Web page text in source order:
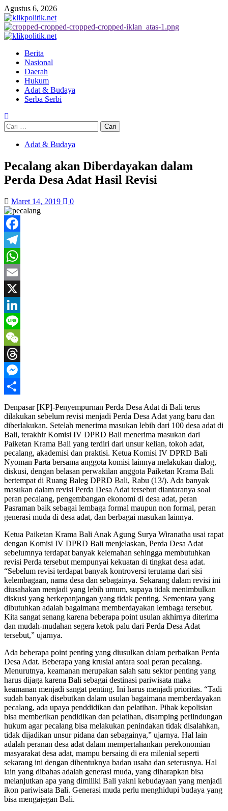
Agustus 6, 2026
Berita
Nasional
Daerah
Hukum
Adat & Budaya
Serba Serbi
Adat & Budaya
Pecalang akan Diberdayakan dalam
Perda Desa Adat Hasil Revisi
Maret 14, 2019 0
Facebook
Telegram
WhatsApp
Email
X
LinkedIn
Line
WeChat
Threads
Messenger
Share
Denpasar [KP]-Penyempurnan Perda Desa Adat di Bali terus
dilakukan sebelum revisi menjadi Perda Desa Adat yang baru dan
diberlakukan. Setelah menerima masukan lebih dari 100 desa adat di
Bali, terakhir Komisi IV DPRD Bali menerima masukan dari
Paiketan Krama Bali yang terdiri dari unsur kelian, tokoh adat,
pecalang, akademisi dan praktisi. Ketua Komisi IV DPRD Bali
Nyoman Parta bersama anggota komisi lainnya melakukan dialog,
diskusi, dengan belasan perwakilan anggota Paiketan Krama Bali
bertempat di Ruang Baleg DPRD Bali, Rabu (13/). Ada banyak
masukan dalam revisi Perda Desa Adat tersebut diantaranya soal
peran pecalang, pengembangan ekonomi di desa adat, peran
Pasraman baik sebagai lembaga formal maupun non formal, peran
generasi muda di desa adat, dan berbagai masukan lainnya.
Ketua Paiketan Krama Bali Anak Agung Surya Wiranatha usai rapat
dengan Komisi IV DPRD Bali menjelaskan, Perda Desa Adat
sebelumnya terdapat banyak kelemahan sehingga membutuhkan
revisi Perda tersebut mempunyai kekuatan di tingkat desa adat.
“Sebelum revisi terdapat banyak kontroversi terutama dari sisi
kelembagaan, nama desa dan sebagainya. Sekarang dalam revisi ini
diusahakan menjadi yang lebih umum, supaya tidak menimbulkan
diskusi yang berkepanjangan yang tidak penting. Sementara yang
dibutuhkan adalah bagaimana memberdayakan lembaga tersebut.
Kita sangat senang karena beberapa point usulan akhirnya diterima
dan mudah-mudahan segera ketok palu dari Perda Desa Adat
tersebut,” ujarnya.
Ada beberapa point penting yang diusulkan dalam perbaikan Perda
Desa Adat. Beberapa yang krusial antara soal peran pecalang.
Menurutnya, keamanan merupakan salah satu sektor penting yang
harus dijaga karena Bali sebagai destinasi pariwisata maka
keamanan menjadi sangat penting. Ini harus menjadi prioritas. “Tadi
sudah banyak disebutkan dalam usulan bagaimana memberdayakan
pecalang, ada upaya penddidikan dan pelatihan. Pihak kepolisian
bisa memberikan pendidikan dan pelatihan, disamping perlindungan
hukum agar pecalang bisa melakukan penindakan tidak disalahkan,
tidak dijadikan unsur pidana dan sebagainya,” ujarnya. Hal lain
adalah peranan desa adat dalam mempertahankan perekonomian
masyarakat desa adat, mampu bersaing di era milenial seperti
sekarang ini dengan dibentuknya badan usaha dan seterusnya. Hal
lain yang dibahas adalah generasi muda, yang diharapkan bisa
melanjutkan apa yang dimiliki Bali yakni kebudayaan yang menjadi
ikon pariwisata Bali. Generasi muda perlu menghidupi budaya yang
bisa mengajegan Bali.